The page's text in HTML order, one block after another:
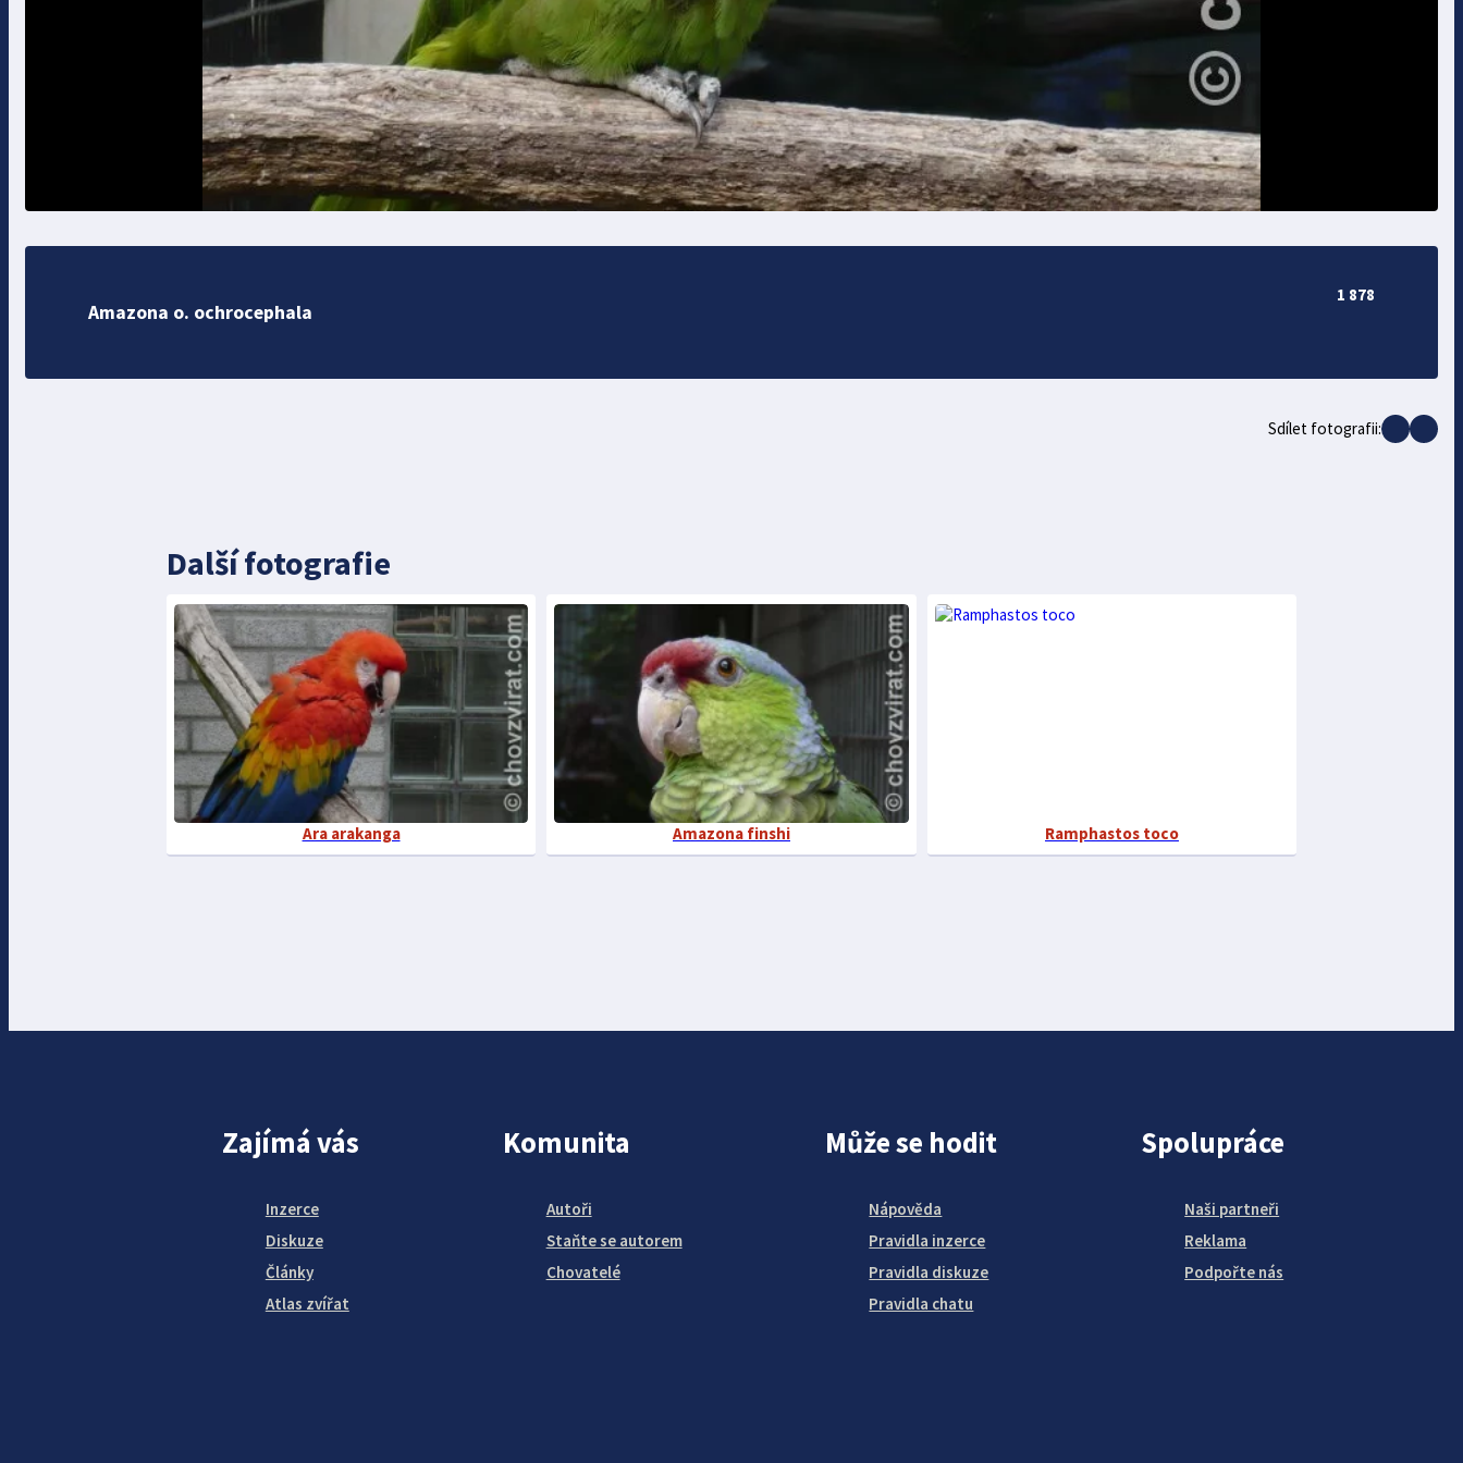
Amazona o. ochrocephala
1 878
Sdílet fotografii:
Další fotografie
Ara arakanga Amazona finshi Ramphastos toco
Zajímá vás
Inzerce
Diskuze
Články
Atlas zvířat
Komunita
Autoři
Staňte se autorem
Chovatelé
Může se hodit
Nápověda
Pravidla inzerce
Pravidla diskuze
Pravidla chatu
Spolupráce
Naši partneři
Reklama
Podpořte nás